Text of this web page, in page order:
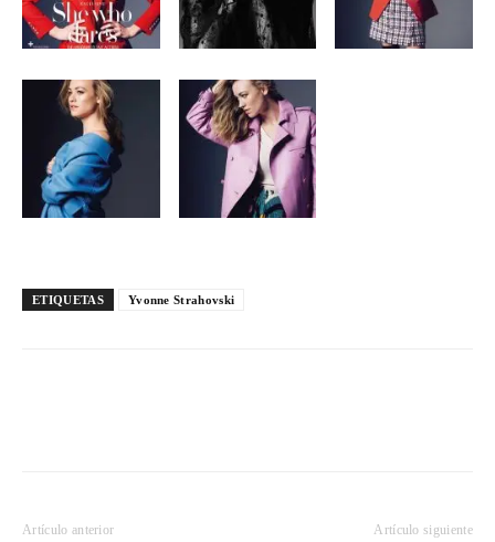
ETIQUETAS Yvonne Strahovski
Artículo anterior Artículo siguiente